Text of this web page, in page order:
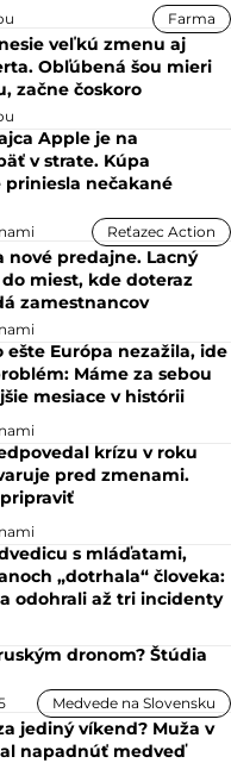
Farma
veľkú zmenu aj
Obľúbená šou mieri
začne čoskoro
Apple je na
v strate. Kúpa
nečakané
Reťazec Action
nové predajne. Lacný
miest, kde doteraz
zamestnancov
ešte Európa nezažila, ide
Máme za sebou
mesiace v histórii
krízu v roku
pred zmenami.
pripraviť
s mláďatami,
„dotrhala“ človeka:
odohrali až tri incidenty
dronom? Štúdia
Medvede na Slovensku
jediný víkend? Muža v
napadnúť medveď